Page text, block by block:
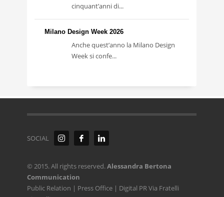
cinquant’anni di...
Milano Design Week 2026
Anche quest’anno la Milano Design
Week si confe...
SOCIAL
© 2015. All rights reserved.Alessandra Bertona
Communication
Public Relation | Press Office | Digital PR Via Fratelli